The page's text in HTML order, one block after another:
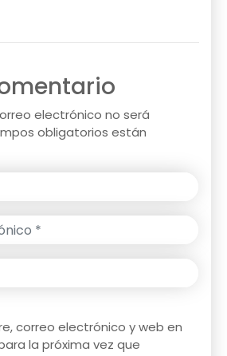
electrónico no será
obligatorios están
correo electrónico y web en
la próxima vez que